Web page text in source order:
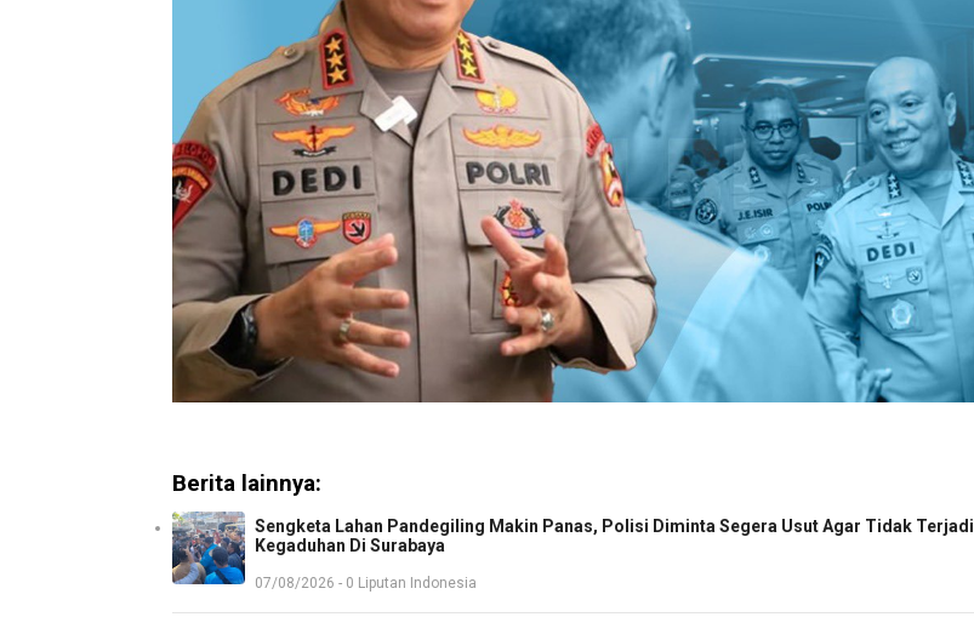
Berita lainnya:
Sengketa Lahan Pandegiling Makin Panas, Polisi Diminta Segera Usut Agar Tidak Terjadi
Kegaduhan Di Surabaya
07/08/2026 - 0 Liputan Indonesia